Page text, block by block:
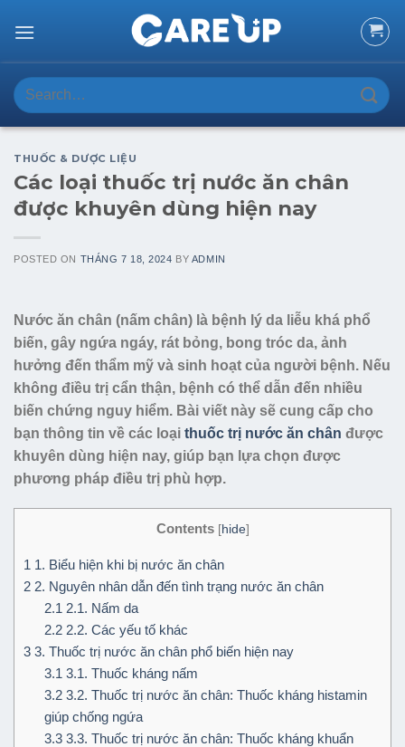
Search
for:
THUỐC & DƯỢC LIỆU
Các loại thuốc trị nước ăn chân
được khuyên dùng hiện nay
POSTED ON THÁNG 7 18, 2024 BY ADMIN
Nước ăn chân (nấm chân) là bệnh lý da liễu khá phổ
biến, gây ngứa ngáy, rát bỏng, bong tróc da, ảnh
hưởng đến thẩm mỹ và sinh hoạt của người bệnh. Nếu
không điều trị cẩn thận, bệnh có thể dẫn đến nhiều
biến chứng nguy hiểm. Bài viết này sẽ cung cấp cho
bạn thông tin về các loại thuốc trị nước ăn chân được
khuyên dùng hiện nay, giúp bạn lựa chọn được
phương pháp điều trị phù hợp.
Contents [hide]
1 1. Biểu hiện khi bị nước ăn chân
2 2. Nguyên nhân dẫn đến tình trạng nước ăn chân
2.1 2.1. Nấm da
2.22.2. Các yếu tố khác
3 3. Thuốc trị nước ăn chân phổ biến hiện nay
3.1 3.1. Thuốc kháng nấm
3.23.2. Thuốc trị nước ăn chân: Thuốc kháng histamin
giúp chống ngứa
3.33.3. Thuốc trị nước ăn chân: Thuốc kháng khuẩn